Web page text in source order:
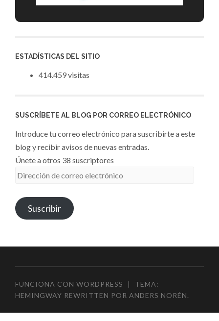
ESTADÍSTICAS DEL SITIO
414.459 visitas
SUSCRÍBETE AL BLOG POR CORREO ELECTRÓNICO
Introduce tu correo electrónico para suscribirte a este
blog y recibir avisos de nuevas entradas.
Únete a otros 38 suscriptores
Dirección
correo
electrónico
Suscribir
FUNCIONA CON WORDPRESS |
TEMA:
HEMINGWAY REWRITTEN PORANDERS NORÉN.